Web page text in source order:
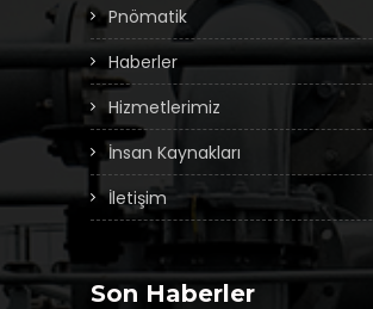
Pnömatik
Haberler
Hizmetlerimiz
İnsan Kaynakları
İletişim
Son Haberler